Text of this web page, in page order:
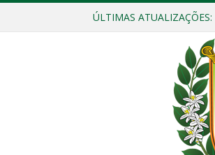
ÚLTIMAS ATUALIZAÇÕES: